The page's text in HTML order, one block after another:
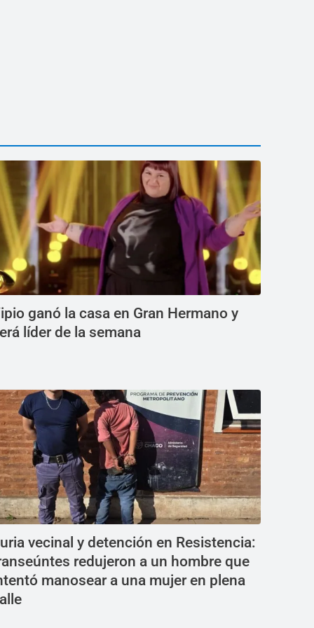
ganó la casa en Gran Hermano y
líder de la semana
vecinal y detención en Resistencia:
redujeron a un hombre que
manosear a una mujer en plena